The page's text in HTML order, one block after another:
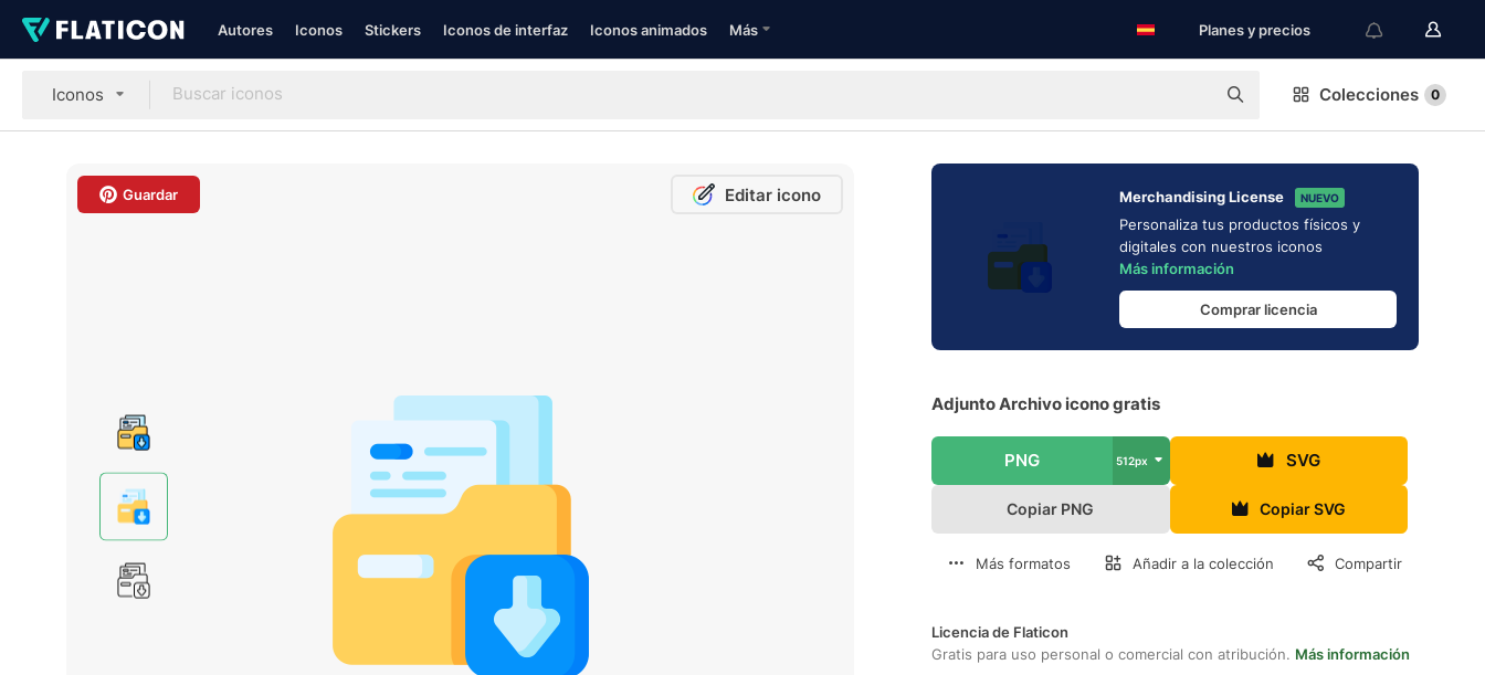
Autores Iconos Stickers Iconos de interfaz Iconos animados Más Planes y precios
Iconos Colecciones 0
Guardar Editar icono Merchandising License NUEVO
Personaliza tus productos físicos y
digitales con nuestros iconos
Más información
Comprar licencia
Adjunto Archivo icono gratis
PNG 512px SVG
Copiar PNG Copiar SVG
Más formatos Añadir a la colección Compartir
Licencia de Flaticon
Gratis para uso personal o comercial con atribución. Más información